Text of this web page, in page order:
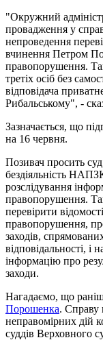
"Окружний
провадження у
непроведення
вчинення Петром
правопорушення.
третіх осіб без
відповідача
Рибальському", -
Зазначається, що
на 16 червня.
Позивач просить
бездіяльність
розслідування
правопорушення.
перевірити
правопорушення,
заходів,
відповідальності, і
інформацію про
заходи.
Нагадаємо, що
Порошенка. Справу
неправомірних дій
суддів Верховного